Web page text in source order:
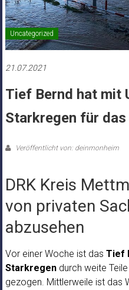
Uncategorized
21.07.2021
Tief Bernd hat mit
Starkregen für
Veröffentlicht von: deinmonheim
DRK Kreis
von privaten
abzusehen
Vor einer Woche ist das Tief
Starkregendurch weite Teile
gezogen. Mittlerweile ist das